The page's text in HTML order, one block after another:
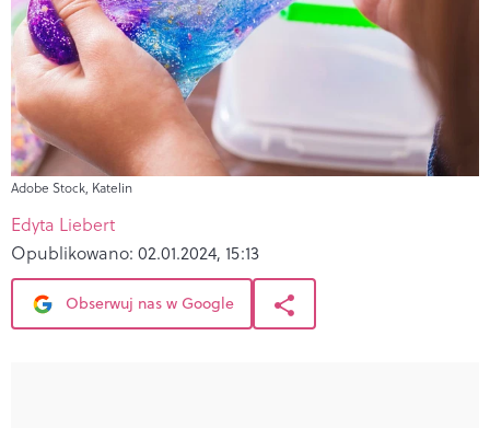
Adobe Stock, Katelin
Edyta Liebert
Opublikowano: 02.01.2024, 15:13
Obserwuj nas w Google